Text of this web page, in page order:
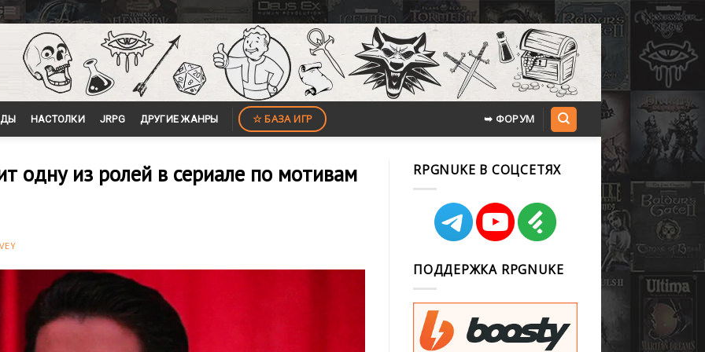
НАСТОЛКИ JRPG ДРУГИЕ ЖАНРЫ ☆ БАЗА ИГР ➥ ФОРУМ
одну из ролей в сериале по мотивам
RPGNUKE В СОЦСЕТЯХ
ПОДДЕРЖКА RPGNUKE